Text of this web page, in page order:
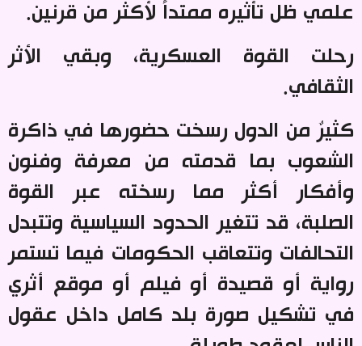
علمي ظل تأثيره ممتداً لأكثر من قرنين.
رحلت القوة العسكرية، وبقي الأثر
الثقافي.
كثيرٌ من الدول رسخت حضورها في ذاكرة
الشعوب بما قدمته من معرفة وفنون
وأفكار أكثر مما رسخته عبر القوة
الصلبة، قد تتغير الحدود السياسية وتتبدل
التحالفات وتتعاقب الحكومات فيما تستمر
رواية أو قصيدة أو فيلم أو موقع أثري
في تشكيل صورة بلد كامل داخل عقول